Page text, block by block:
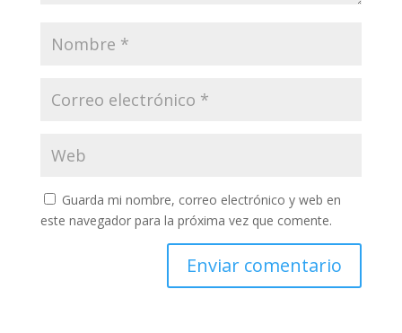
Guarda mi nombre, correo electrónico y web en
este navegador para la próxima vez que comente.